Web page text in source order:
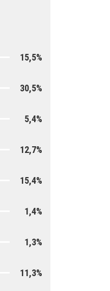
15,5%
30,5%
5,4%
12,7%
15,4%
1,4%
1,3%
11,3%